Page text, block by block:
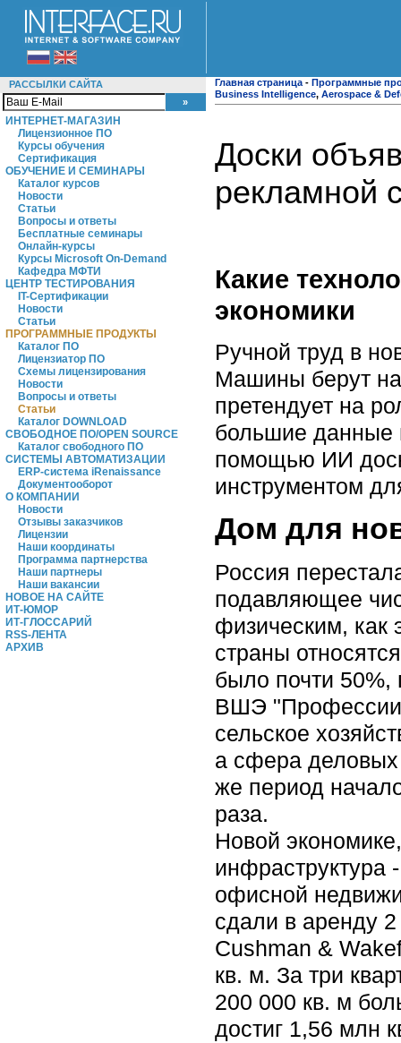
РАССЫЛКИ САЙТА
ИНТЕРНЕТ-МАГАЗИН
Лицензионное ПО
Курсы обучения
Сертификация
ОБУЧЕНИЕ И СЕМИНАРЫ
Каталог курсов
Новости
Статьи
Вопросы и ответы
Бесплатные семинары
Онлайн-курсы
Курсы Microsoft On-Demand
Кафедра МФТИ
ЦЕНТР ТЕСТИРОВАНИЯ
IT-Сертификации
Новости
Статьи
ПРОГРАММНЫЕ ПРОДУКТЫ
Каталог ПО
Лицензиатор ПО
Схемы лицензирования
Новости
Вопросы и ответы
Статьи
Каталог DOWNLOAD
СВОБОДНОЕ ПО/OPEN SOURCE
Каталог свободного ПО
СИСТЕМЫ АВТОМАТИЗАЦИИ
ERP-система iRenaissance
Документооборот
О КОМПАНИИ
Новости
Отзывы заказчиков
Лицензии
Наши координаты
Программа партнерства
Наши партнеры
Наши вакансии
НОВОЕ НА САЙТЕ
ИТ-ЮМОР
ИТ-ГЛОССАРИЙ
RSS-ЛЕНТА
АРХИВ
Главная страница - Программные
Business Intelligence, Aerospace &
Доски
рекламной
Какие
экономики
Ручной труд в
Машины берут
претендует на
большие данные
помощью ИИ
инструментом
Дом для
Россия
подавляющее
физическим, как
страны
было почти 50%,
ВШЭ "Профессии
сельское
а сфера деловых
же период
раза.
Новой
инфраструктура
офисной
сдали в аренду
Cushman &
кв. м. За три
200 000 кв. м
достиг 1,56 млн